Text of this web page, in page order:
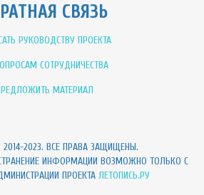
СВЯЗЬ
РУКОВОДСТВУ ПРОЕКТА
СОТРУДНИЧЕСТВА
МАТЕРИАЛ
2014-2023. ВСЕ ПРАВА ЗАЩИЩЕНЫ.
ИНФОРМАЦИИ ВОЗМОЖНО ТОЛЬКО С
ПРОЕКТА ЛЕТОПИСЬ.РУ